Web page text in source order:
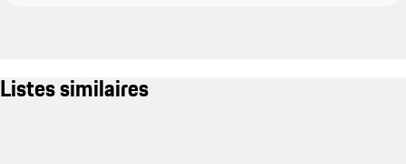
Listes similaires